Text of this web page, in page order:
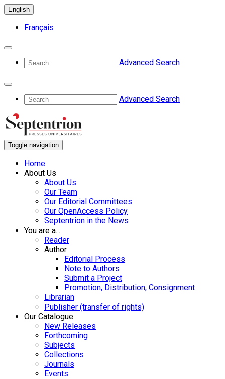
English
Français
Advanced Search
Advanced Search
Toggle navigation
Home
About Us
About Us
Our Team
Our Editorial Committees
Our OpenAccess Policy
Septentrion in the News
You are a...
Reader
Author
Editorial Process
Note to Authors
Submit a Project
Promotion, Distribution, Consignment
Librarian
Publisher (transfer of rights)
Our Catalogue
New Releases
Forthcoming
Subjects
Collections
Journals
Events